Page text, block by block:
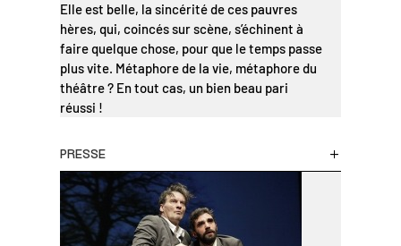
Elle est belle, la sincérité de ces pauvres
hères, qui, coincés sur scène, s’échinent à
faire quelque chose, pour que le temps passe
plus vite. Métaphore de la vie, métaphore du
théâtre ? En tout cas, un bien beau pari
réussi !
PRESSE